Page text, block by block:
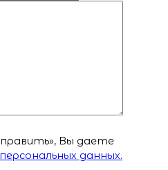
Вы даете
данных.